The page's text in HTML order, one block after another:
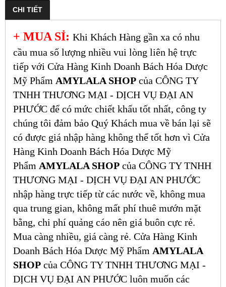
CHI TIẾT
+ MUA SỈ: Khi Khách Hàng gần xa có nhu
cầu mua số lượng nhiều vui lòng liên hệ trực
tiếp với Cửa Hàng Kinh Doanh Bách Hóa Dược
Mỹ Phẩm AMYLALA SHOP của CÔNG TY
TNHH THƯƠNG MẠI - DỊCH VỤ ĐẠI AN
PHƯỚC để có mức chiết khấu tốt nhất, công ty
chúng tôi đảm bảo Quý Khách mua về bán lại sẽ
có được giá nhập hàng không thể tốt hơn vì Cửa
Hàng Kinh Doanh Bách Hóa Dược Mỹ
Phẩm AMYLALA SHOP của CÔNG TY TNHH
THƯƠNG MẠI - DỊCH VỤ ĐẠI AN PHƯỚC
nhập hàng trực tiếp từ các nước về, không mua
qua trung gian, không mất phí thuê mướn mặt
bằng, chi phí quảng cáo nên giá buôn cực rẻ.
Mua càng nhiều, giá càng rẻ. Cửa Hàng Kinh
Doanh Bách Hóa Dược Mỹ Phẩm AMYLALA
SHOP của CÔNG TY TNHH THƯƠNG MẠI -
DỊCH VỤ ĐẠI AN PHƯỚC luôn muốn các